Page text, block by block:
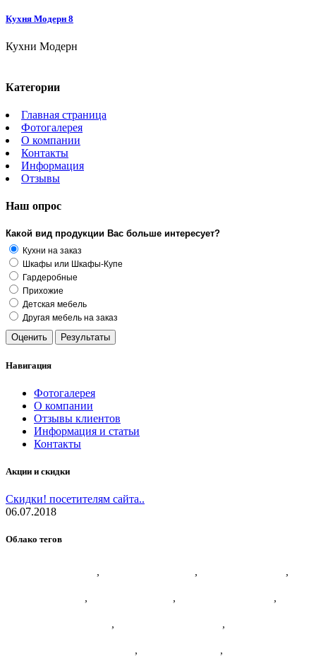
Кухня Модерн 8
Кухни Модерн
Категории
Главная страница
Фотогалерея
О компании
Контакты
Информация
Отзывы
Наш опрос
Какой вид продукции Вас больше интересует?
Кухни на заказ
Шкафы или Шкафы-Купе
Гардеробные
Прихожие
Детская мебель
Другая мебель на заказ
Навигация
Фотогалерея
О компании
Отзывы клиентов
Информация и статьи
Контакты
Акции и скидки
Скидки! посетителям сайта..
06.07.2018
Облако тегов
, , ,
, , ,
, ,
, ,